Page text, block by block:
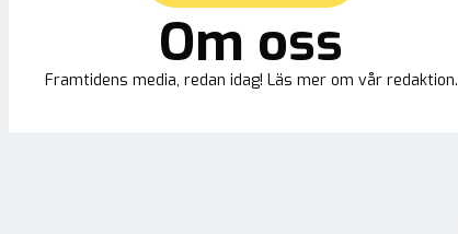
Om oss
Framtidens media, redan idag! Läs mer om vår redaktion.